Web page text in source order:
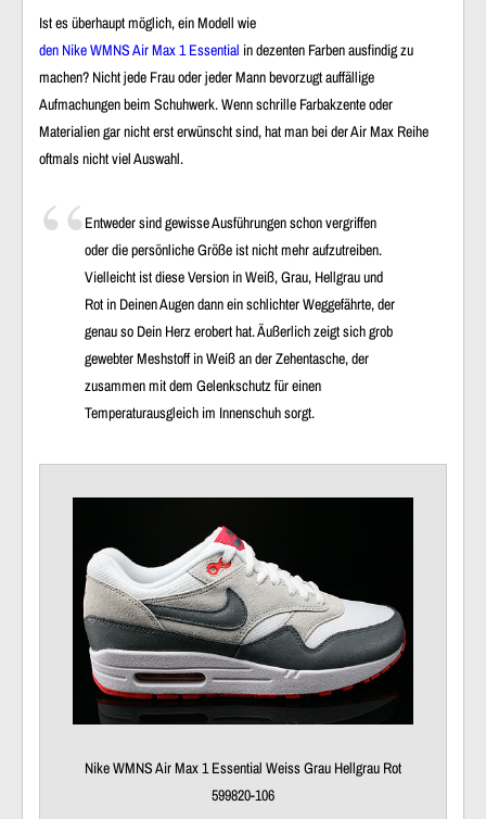
Ist es überhaupt möglich, ein Modell wie
den Nike WMNS Air Max 1 Essential in dezenten Farben ausfindig zu
machen? Nicht jede Frau oder jeder Mann bevorzugt auffällige
Aufmachungen beim Schuhwerk. Wenn schrille Farbakzente oder
Materialien gar nicht erst erwünscht sind, hat man bei der Air Max Reihe
oftmals nicht viel Auswahl.
Entweder sind gewisse Ausführungen schon vergriffen
oder die persönliche Größe ist nicht mehr aufzutreiben.
Vielleicht ist diese Version in Weiß, Grau, Hellgrau und
Rot in Deinen Augen dann ein schlichter Weggefährte, der
genau so Dein Herz erobert hat. Äußerlich zeigt sich grob
gewebter Meshstoff in Weiß an der Zehentasche, der
zusammen mit dem Gelenkschutz für einen
Temperaturausgleich im Innenschuh sorgt.
Nike WMNS Air Max 1 Essential Weiss Grau Hellgrau Rot
599820-106